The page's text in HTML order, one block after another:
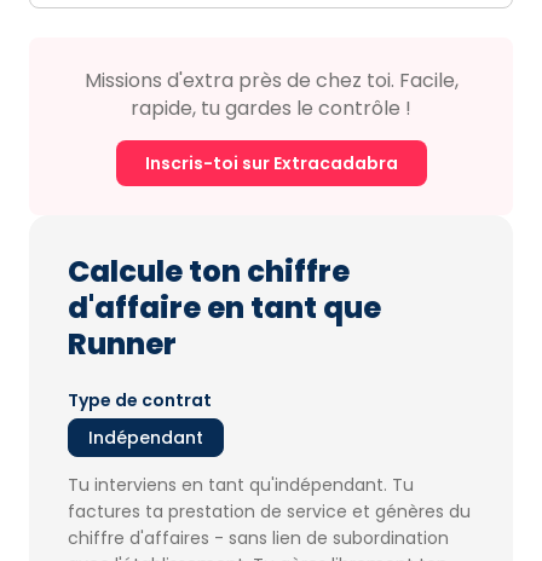
Missions d'extra près de chez toi. Facile,
rapide, tu gardes le contrôle !
Inscris-toi sur Extracadabra
Calcule ton chiffre
d'affaire en tant que
Runner
Type de contrat
Indépendant
Tu interviens en tant qu'indépendant. Tu
factures ta prestation de service et génères du
chiffre d'affaires - sans lien de subordination